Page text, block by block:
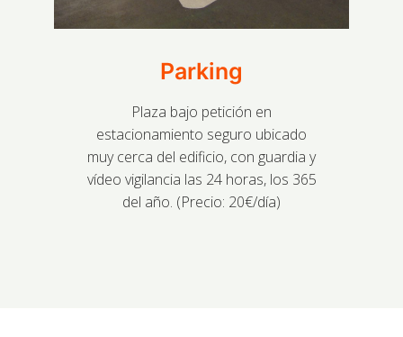
Parking
Plaza bajo petición en
estacionamiento seguro ubicado
muy cerca del edificio, con guardia y
vídeo vigilancia las 24 horas, los 365
del año. (Precio: 20€/día)